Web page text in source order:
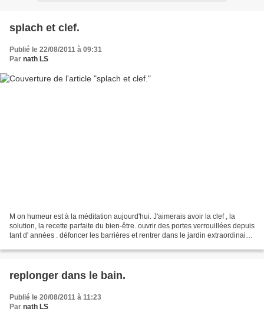
splach et clef.
Publié le 22/08/2011 à 09:31
Par nath LS
M on humeur est à la méditation aujourd'hui. J'aimerais avoir la clef , la
solution, la recette parfaite du bien-être. ouvrir des portes verrouillées depuis
tant d' années . défoncer les barrières et rentrer dans le jardin extraordinaire,
replonger dans le bain.
Publié le 20/08/2011 à 11:23
Par nath LS